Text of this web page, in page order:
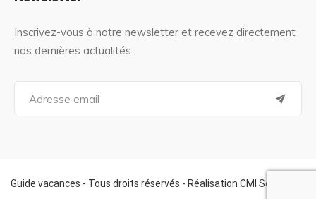
Inscrivez-vous à notre newsletter et recevez directement
nos dernières actualités.
a
f
o
Guide vacances - Tous droits réservés - Réalisation CMI Services